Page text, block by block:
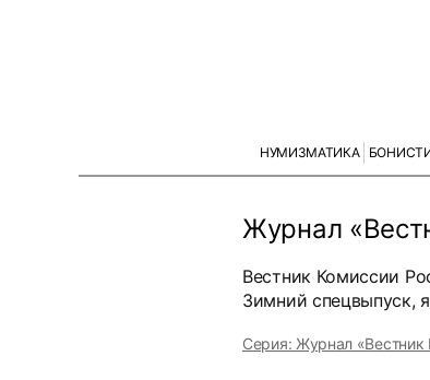
НУМИЗМАТИКА
Журнал
Вестник Комиссии
Зимний спецвыпуск,
Серия: Журнал